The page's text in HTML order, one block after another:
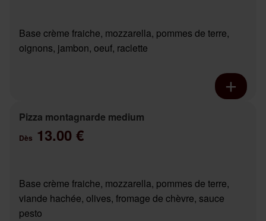
Base crème fraiche, mozzarella, pommes de terre,
oignons, jambon, oeuf, raclette
Pizza montagnarde medium
Dès 13.00 €
Base crème fraiche, mozzarella, pommes de terre,
viande hachée, olives, fromage de chèvre, sauce
pesto